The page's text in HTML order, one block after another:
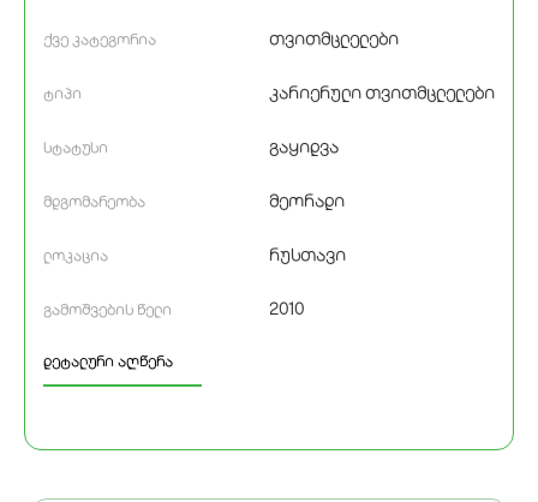
ქვე კატეგორია თვითმცლელები
ტიპი კარიერული თვითმცლელები
სტატუსი გაყიდვა
მდგომარეობა მეორადი
ლოკაცია რუსთავი
გამოშვების წელი 2010
დეტალური აღწერა